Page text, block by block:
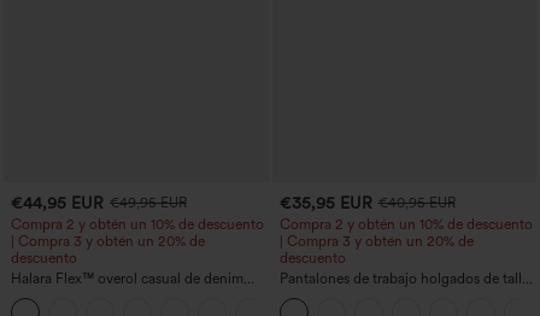
€44,95 EUR €49,95 EUR
Compra 2 y obtén un 10% de descuento
| Compra 3 y obtén un 20% de
descuento
Halara Flex™ overol casual de denim
lavado con escote en V y bolsillos
€35,95 EUR €40,95 EUR
Compra 2 y obtén un 10% de descuento
| Compra 3 y obtén un 20% de
descuento
Pantalones de trabajo holgados de talle
medio con bolsillos y pernera estilo
barril